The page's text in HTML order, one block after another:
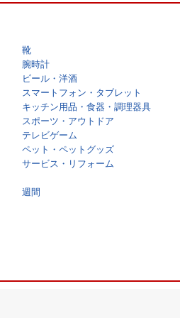
靴
腕時計
ビール・洋酒
スマートフォン・タブレット
キッチン用品・食器・調理器具
スポーツ・アウトドア
テレビゲーム
ペット・ペットグッズ
サービス・リフォーム
週間